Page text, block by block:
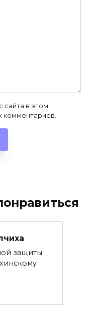
сайта в этом
комментариев.
защиты